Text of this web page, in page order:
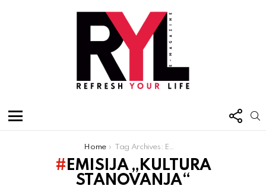
US
Home Tag Archives: EMISIJA „KULTURA STANOVANJA“
EMISIJA „KULTURA
STANOVANJA“